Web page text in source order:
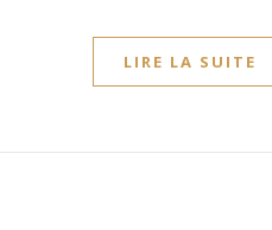
LIRE LA SUITE